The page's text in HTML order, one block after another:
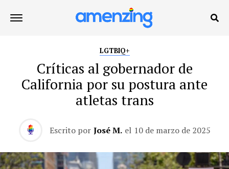
LGTBIQ+
Críticas al gobernador de
California por su postura ante
atletas trans
Escrito por José M. el 10 de marzo de 2025